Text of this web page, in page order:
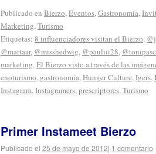
Publicado en Bierzo, Eventos, Gastronomía,
Marketing, Turismo
Etiquetas: 8 influenciadores visitan el Bierzo,
@martaar, @misshedwig, @pauliii28,
marketing, El Bierzo visto a través de las
enoturismo, gastronomía, Hunger Culture, Igers,
Instagram, Instagramers, prescriptores, Turismo
Primer Instameet Bierzo
Publicado el 25 de mayo de 2012| 1 comentario